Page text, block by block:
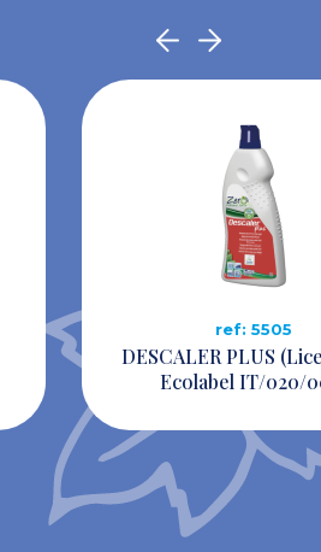
ref: 5505
DESCALER PLUS
Ecolabel IT/020/